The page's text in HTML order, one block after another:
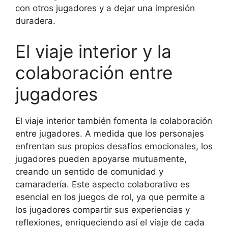
con otros jugadores y a dejar una impresión
duradera.
El viaje interior y la
colaboración entre
jugadores
El viaje interior también fomenta la colaboración
entre jugadores. A medida que los personajes
enfrentan sus propios desafíos emocionales, los
jugadores pueden apoyarse mutuamente,
creando un sentido de comunidad y
camaradería. Este aspecto colaborativo es
esencial en los juegos de rol, ya que permite a
los jugadores compartir sus experiencias y
reflexiones, enriqueciendo así el viaje de cada